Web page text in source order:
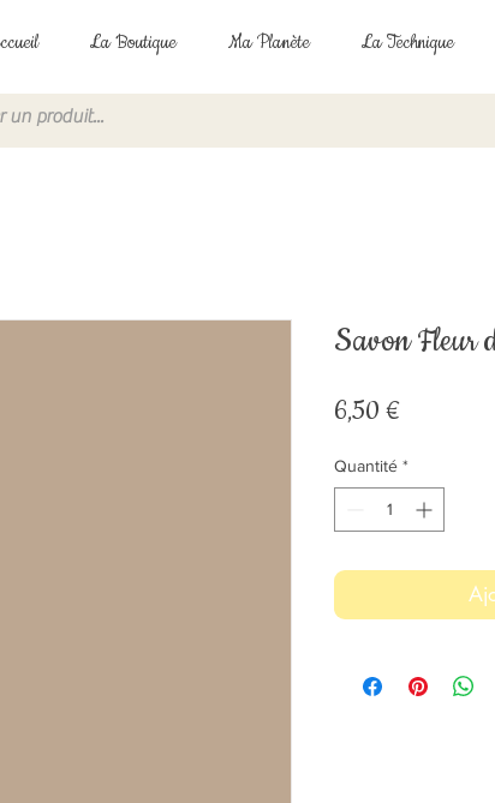
La Boutique Ma Planète La Technique
Savon Fleur
6,50 €Prix
Quantité *